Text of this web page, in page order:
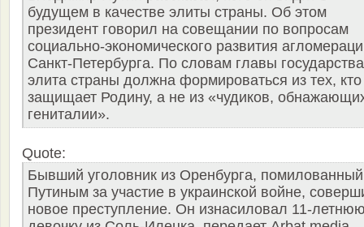
будущем в качестве элиты страны. Об этом
президент говорил на совещании по вопросам
социально-экономического развития
Санкт-Петербурга. По словам главы
элита страны должна формироваться из тех, кто
защищает Родину, а не из «чудиков,
гениталии».
Quote:
Бывший уголовник из Оренбурга, помилованный
Путиным за участие в украинской войне,
новое преступление. Он изнасиловал 11-